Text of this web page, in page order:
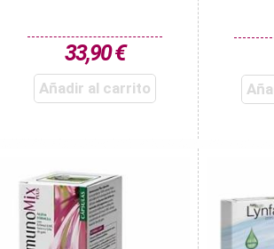
33,90 €
Añadir al carrito